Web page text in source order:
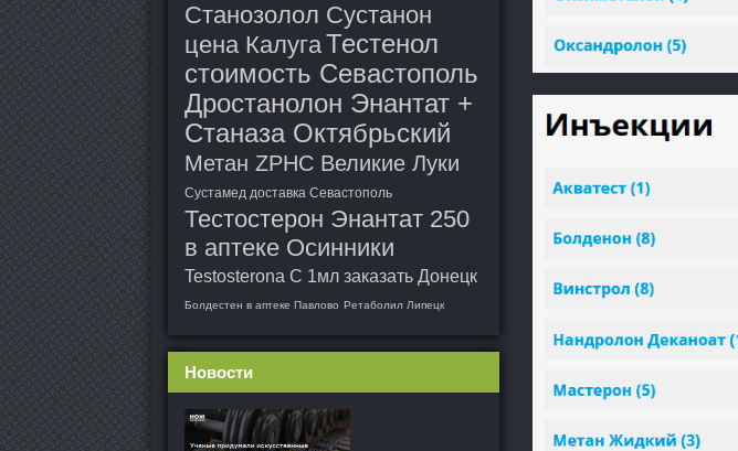
Станозолол Сустанон
цена КалугаТестенол
стоимость Севастополь
Дростанолон Энантат +
Станаза Октябрьский
Метан ZPHC Великие Луки
Сустамед доставка Севастополь
Тестостерон Энантат 250
в аптеке Осинники
Testosterona C 1мл заказать Донецк
Болдестен в аптеке Павлово Ретаболил Липецк
Новости